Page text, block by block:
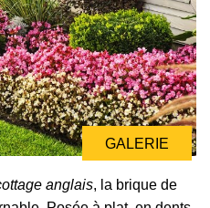
GALERIE
anglais, la brique de